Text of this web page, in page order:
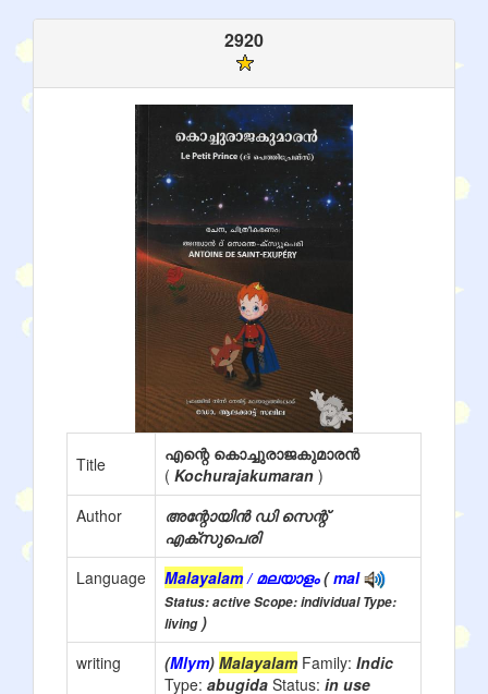
2920
Title
എന്റെ കൊച്ചുരാജകുമാരന്‍
( Kochurajakumaran )
Author
അന്റോയിൻ ഡി സെന്റ്
എക്സുപെരി
Language
Malayalam/ മലയാളം(mal
Status: active Scope: individual Type:
living)
writing
(Mlym) Malayalam Family: Indic
Type: abugida Status: in use